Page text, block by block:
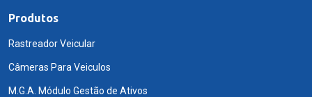
Produtos
Rastreador Veicular
Câmeras Para Veiculos
M.G.A. Módulo Gestão de Ativos